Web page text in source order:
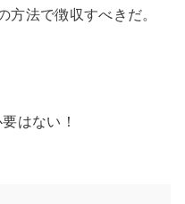
方法で徴収すべきだ。
はない！